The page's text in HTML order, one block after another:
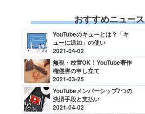
おすすめニュース
YouTubeのキューとは？「キ
ューに追加」の使い
2021-04-02
無視・放置OK！YouTube著作
権侵害の申し立て
2021-03-25
YouTubeメンバーシップ7つの
決済手段と支払い
2021-04-02